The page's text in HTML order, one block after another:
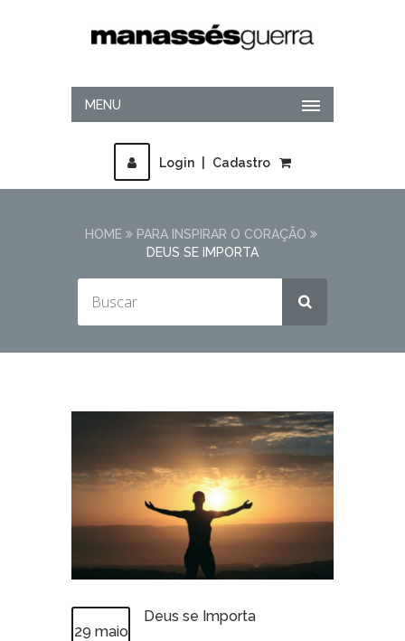
MENU
Login Cadastro
HOME
PARA INSPIRAR O CORAÇÃO
DEUS SE IMPORTA
29 maio
Deus se Importa